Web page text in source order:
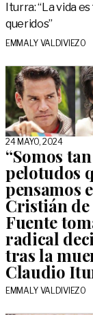
Iturra: “La vida
queridos”
EMMALY VALDIVIEZO
24 MAYO, 2024
“Somos tan
pelotudos
pensamos
Cristián de
Fuente
radical
tras la
Claudio
EMMALY VALDIVIEZO